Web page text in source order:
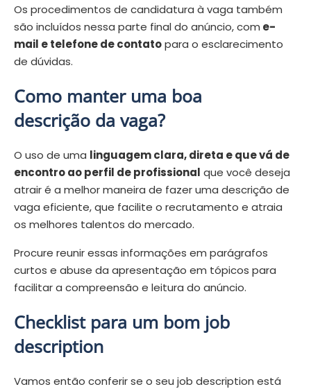
Os procedimentos de candidatura à vaga também
são incluídos nessa parte final do anúncio, com e-
mail e telefone de contatopara o esclarecimento
de dúvidas.
Como manter uma boa
descrição da vaga?
O uso de uma linguagem clara, direta e que vá de
encontro ao perfil de profissional que você deseja
atrair é a melhor maneira de fazer uma descrição de
vaga eficiente, que facilite o recrutamento e atraia
os melhores talentos do mercado.
Procure reunir essas informações em parágrafos
curtos e abuse da apresentação em tópicos para
facilitar a compreensão e leitura do anúncio.
Checklist para um bom job
description
Vamos então conferir se o seu job description está